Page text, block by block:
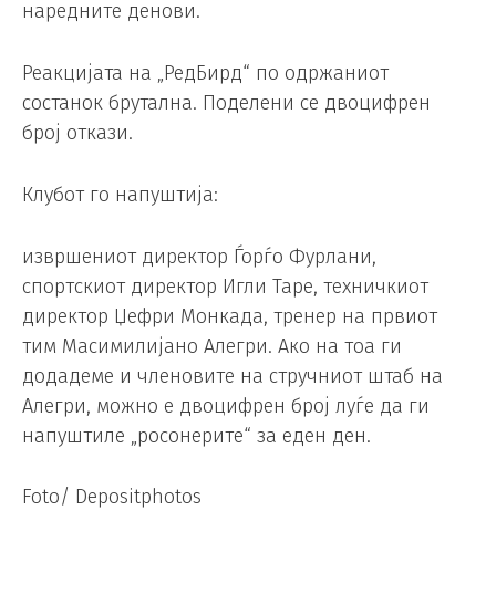
наредните денови.
Реакцијата на „РедБирд“ по одржаниот
состанок брутална. Поделени се двоцифрен
број откази.
Клубот го напуштија:
извршениот директор Ѓорѓо Фурлани,
спортскиот директор Игли Таре, техничкиот
директор Џефри Монкада, тренер на првиот
тим Масимилијано Алегри. Ако на тоа ги
додадеме и членовите на стручниот штаб на
Алегри, можно е двоцифрен број луѓе да ги
напуштиле „росонерите“ за еден ден.
Foto/ Depositphotos